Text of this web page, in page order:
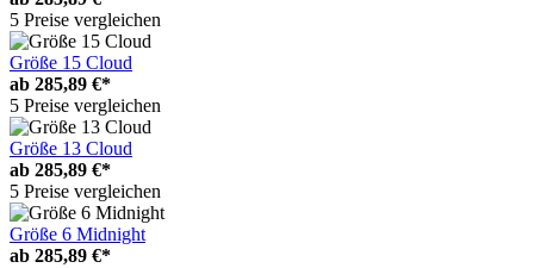
5 Preise vergleichen
Größe 15 Cloud
ab 285,89 €*
5 Preise vergleichen
Größe 13 Cloud
ab 285,89 €*
5 Preise vergleichen
Größe 6 Midnight
ab 285,89 €*